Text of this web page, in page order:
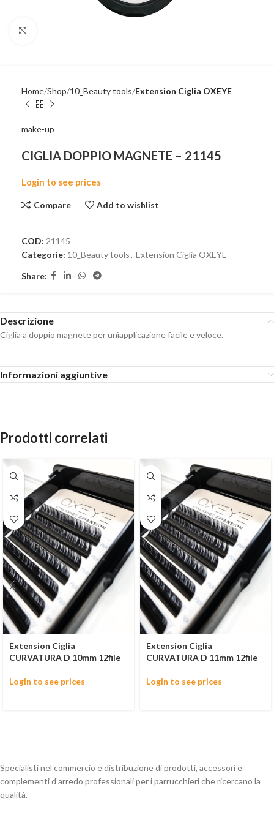
Home Shop 10_Beauty tools Extension Ciglia OXEYE
make-up
CIGLIA DOPPIO MAGNETE – 21145
Login to see prices
Compare Add to wishlist
COD: 21145
Categorie: 10_Beauty tools, Extension Ciglia OXEYE
Share:
Descrizione
Ciglia a doppio magnete per unìapplicazione facile e veloce.
Informazioni aggiuntive
Prodotti correlati
Extension Ciglia
CURVATURA D 10mm 12file
Login to see prices
Extension Ciglia
CURVATURA D 11mm 12file
Login to see prices
Specialisti nel commercio e distribuzione di prodotti, accessori e
complementi d’arredo professionali per i parrucchieri che ricercano la
qualità.